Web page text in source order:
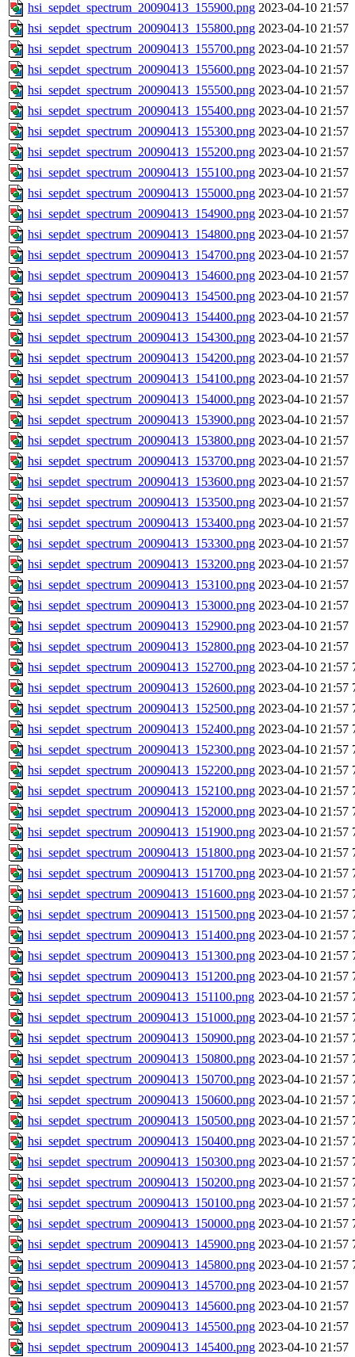
hsi_sepdet_spectrum_20090413_155900.png 2023-04-10 21:57
hsi_sepdet_spectrum_20090413_155800.png 2023-04-10 21:57
hsi_sepdet_spectrum_20090413_155700.png 2023-04-10 21:57
hsi_sepdet_spectrum_20090413_155600.png 2023-04-10 21:57
hsi_sepdet_spectrum_20090413_155500.png 2023-04-10 21:57
hsi_sepdet_spectrum_20090413_155400.png 2023-04-10 21:57
hsi_sepdet_spectrum_20090413_155300.png 2023-04-10 21:57
hsi_sepdet_spectrum_20090413_155200.png 2023-04-10 21:57
hsi_sepdet_spectrum_20090413_155100.png 2023-04-10 21:57
hsi_sepdet_spectrum_20090413_155000.png 2023-04-10 21:57
hsi_sepdet_spectrum_20090413_154900.png 2023-04-10 21:57
hsi_sepdet_spectrum_20090413_154800.png 2023-04-10 21:57
hsi_sepdet_spectrum_20090413_154700.png 2023-04-10 21:57
hsi_sepdet_spectrum_20090413_154600.png 2023-04-10 21:57
hsi_sepdet_spectrum_20090413_154500.png 2023-04-10 21:57
hsi_sepdet_spectrum_20090413_154400.png 2023-04-10 21:57
hsi_sepdet_spectrum_20090413_154300.png 2023-04-10 21:57
hsi_sepdet_spectrum_20090413_154200.png 2023-04-10 21:57
hsi_sepdet_spectrum_20090413_154100.png 2023-04-10 21:57
hsi_sepdet_spectrum_20090413_154000.png 2023-04-10 21:57
hsi_sepdet_spectrum_20090413_153900.png 2023-04-10 21:57
hsi_sepdet_spectrum_20090413_153800.png 2023-04-10 21:57
hsi_sepdet_spectrum_20090413_153700.png 2023-04-10 21:57
hsi_sepdet_spectrum_20090413_153600.png 2023-04-10 21:57
hsi_sepdet_spectrum_20090413_153500.png 2023-04-10 21:57
hsi_sepdet_spectrum_20090413_153400.png 2023-04-10 21:57
hsi_sepdet_spectrum_20090413_153300.png 2023-04-10 21:57
hsi_sepdet_spectrum_20090413_153200.png 2023-04-10 21:57
hsi_sepdet_spectrum_20090413_153100.png 2023-04-10 21:57
hsi_sepdet_spectrum_20090413_153000.png 2023-04-10 21:57
hsi_sepdet_spectrum_20090413_152900.png 2023-04-10 21:57
hsi_sepdet_spectrum_20090413_152800.png 2023-04-10 21:57
hsi_sepdet_spectrum_20090413_152700.png 2023-04-10 21:57
hsi_sepdet_spectrum_20090413_152600.png 2023-04-10 21:57
hsi_sepdet_spectrum_20090413_152500.png 2023-04-10 21:57
hsi_sepdet_spectrum_20090413_152400.png 2023-04-10 21:57
hsi_sepdet_spectrum_20090413_152300.png 2023-04-10 21:57
hsi_sepdet_spectrum_20090413_152200.png 2023-04-10 21:57
hsi_sepdet_spectrum_20090413_152100.png 2023-04-10 21:57
hsi_sepdet_spectrum_20090413_152000.png 2023-04-10 21:57
hsi_sepdet_spectrum_20090413_151900.png 2023-04-10 21:57
hsi_sepdet_spectrum_20090413_151800.png 2023-04-10 21:57
hsi_sepdet_spectrum_20090413_151700.png 2023-04-10 21:57
hsi_sepdet_spectrum_20090413_151600.png 2023-04-10 21:57
hsi_sepdet_spectrum_20090413_151500.png 2023-04-10 21:57
hsi_sepdet_spectrum_20090413_151400.png 2023-04-10 21:57
hsi_sepdet_spectrum_20090413_151300.png 2023-04-10 21:57
hsi_sepdet_spectrum_20090413_151200.png 2023-04-10 21:57
hsi_sepdet_spectrum_20090413_151100.png 2023-04-10 21:57
hsi_sepdet_spectrum_20090413_151000.png 2023-04-10 21:57
hsi_sepdet_spectrum_20090413_150900.png 2023-04-10 21:57
hsi_sepdet_spectrum_20090413_150800.png 2023-04-10 21:57
hsi_sepdet_spectrum_20090413_150700.png 2023-04-10 21:57
hsi_sepdet_spectrum_20090413_150600.png 2023-04-10 21:57
hsi_sepdet_spectrum_20090413_150500.png 2023-04-10 21:57
hsi_sepdet_spectrum_20090413_150400.png 2023-04-10 21:57
hsi_sepdet_spectrum_20090413_150300.png 2023-04-10 21:57
hsi_sepdet_spectrum_20090413_150200.png 2023-04-10 21:57
hsi_sepdet_spectrum_20090413_150100.png 2023-04-10 21:57
hsi_sepdet_spectrum_20090413_150000.png 2023-04-10 21:57
hsi_sepdet_spectrum_20090413_145900.png 2023-04-10 21:57
hsi_sepdet_spectrum_20090413_145800.png 2023-04-10 21:57
hsi_sepdet_spectrum_20090413_145700.png 2023-04-10 21:57
hsi_sepdet_spectrum_20090413_145600.png 2023-04-10 21:57
hsi_sepdet_spectrum_20090413_145500.png 2023-04-10 21:57
hsi_sepdet_spectrum_20090413_145400.png 2023-04-10 21:57